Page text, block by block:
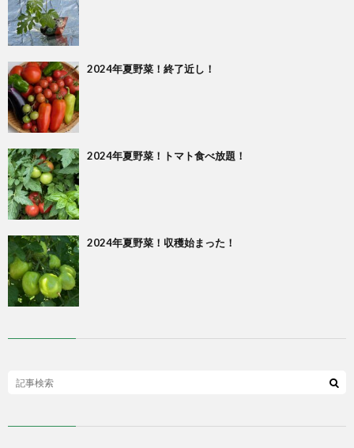
2024年夏野菜！終了近し！
2024年夏野菜！トマト食べ放題！
2024年夏野菜！収穫始まった！